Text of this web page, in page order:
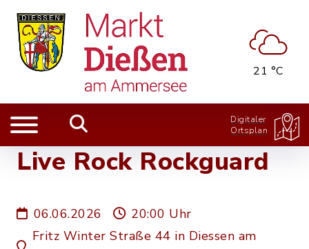
21 °C
Digitaler
Ortsplan
Live Rock Rockguard
06.06.2026
20:00 Uhr
Fritz Winter Straße 44 in Diessen am